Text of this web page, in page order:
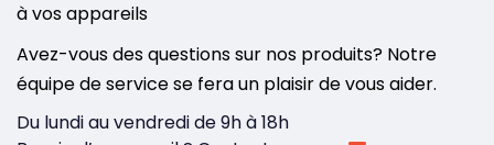
à vos appareils
Avez-vous des questions sur nos produits? Notre
équipe de service se fera un plaisir de vous aider.
Du lundi au vendredi de 9h à 18h